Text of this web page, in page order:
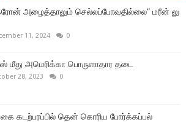
அழைத்தாலும் செல்லப்போவதில்லை” மரீன் லு
11, 2024 0
மீது அமெரிக்கா பொருளாதார தடை
28, 2023 0
கடற்பரப்பில் தென் கொரிய போர்க்கப்பல்